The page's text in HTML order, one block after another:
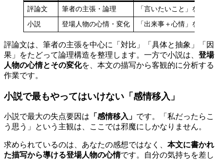
評論文 筆者の主張・論理 「言いたいこと」を論理
小説 登場人物の心情・変化 「出来事＋心情」を客観
評論文は、筆者の主張を中心に「対比」「具体と抽象」「因
果」をたどって論理構造を整理します。一方で小説は、 登場
人物の心情とその変化を、本文の描写から客観的に分析する
作業です。
小説で最もやってはいけない「感情移入」
小説で最大の失点要因は 「感情移入」 です。「私だったらこ
う思う」という主観は、ここでは邪魔にしかなりません。
求められているのは、あなたの感想ではなく、 本文に書かれ
た描写から導ける登場人物の心情です。自分の気持ちを差し